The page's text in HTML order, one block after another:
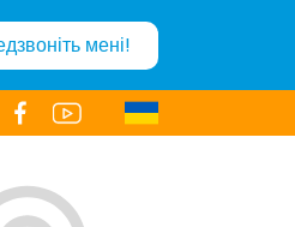
мені!